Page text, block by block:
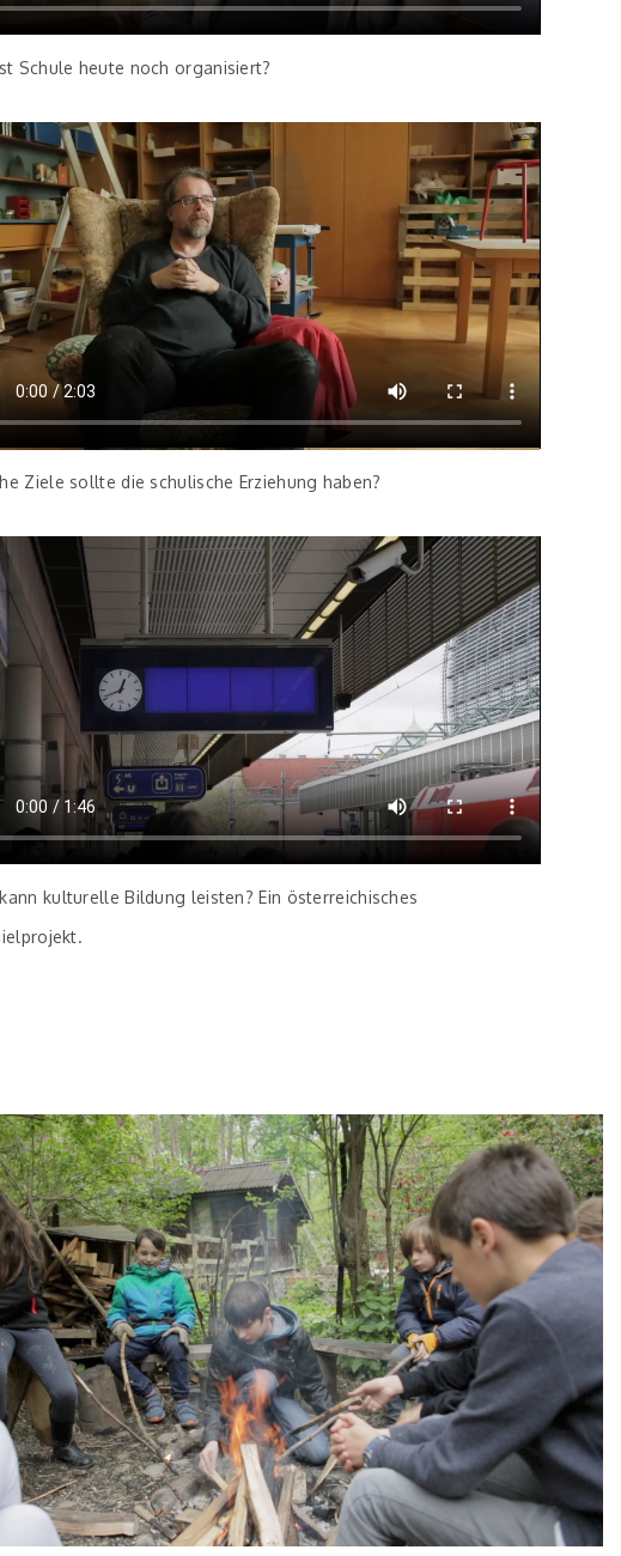
Schule heute noch organisiert?
Ziele sollte die schulische Erziehung haben?
kulturelle Bildung leisten? Ein österreichisches